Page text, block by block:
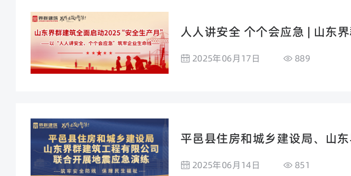
人人讲安全 个个会应急 | 山东
2025年06月17日 889
平邑县住房和城乡建设局、山
2025年06月14日 851